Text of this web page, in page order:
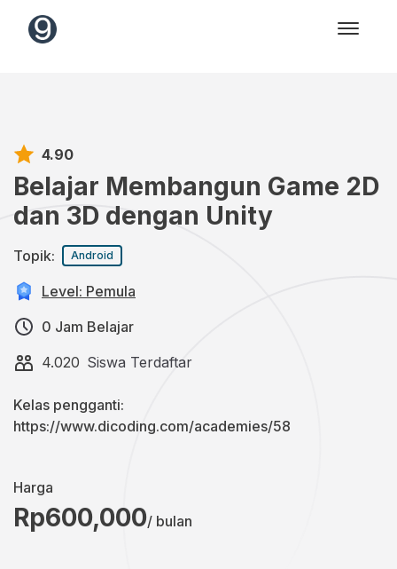
4.90
Belajar Membangun Game 2D
dan 3D dengan Unity
Topik: Android
Level: Pemula
0 Jam Belajar
4.020 Siswa Terdaftar
Kelas pengganti:
https://www.dicoding.com/academies/58
Harga
Rp600,000/ bulan